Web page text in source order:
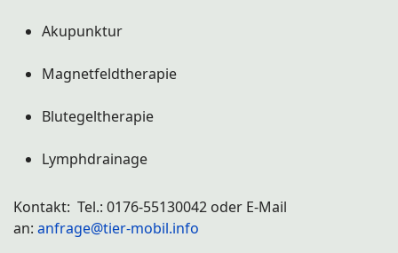
Akupunktur
Magnetfeldtherapie
Blutegeltherapie
Lymphdrainage
Kontakt: Tel.: 0176-55130042 oder E-Mail
an: anfrage@tier-mobil.info